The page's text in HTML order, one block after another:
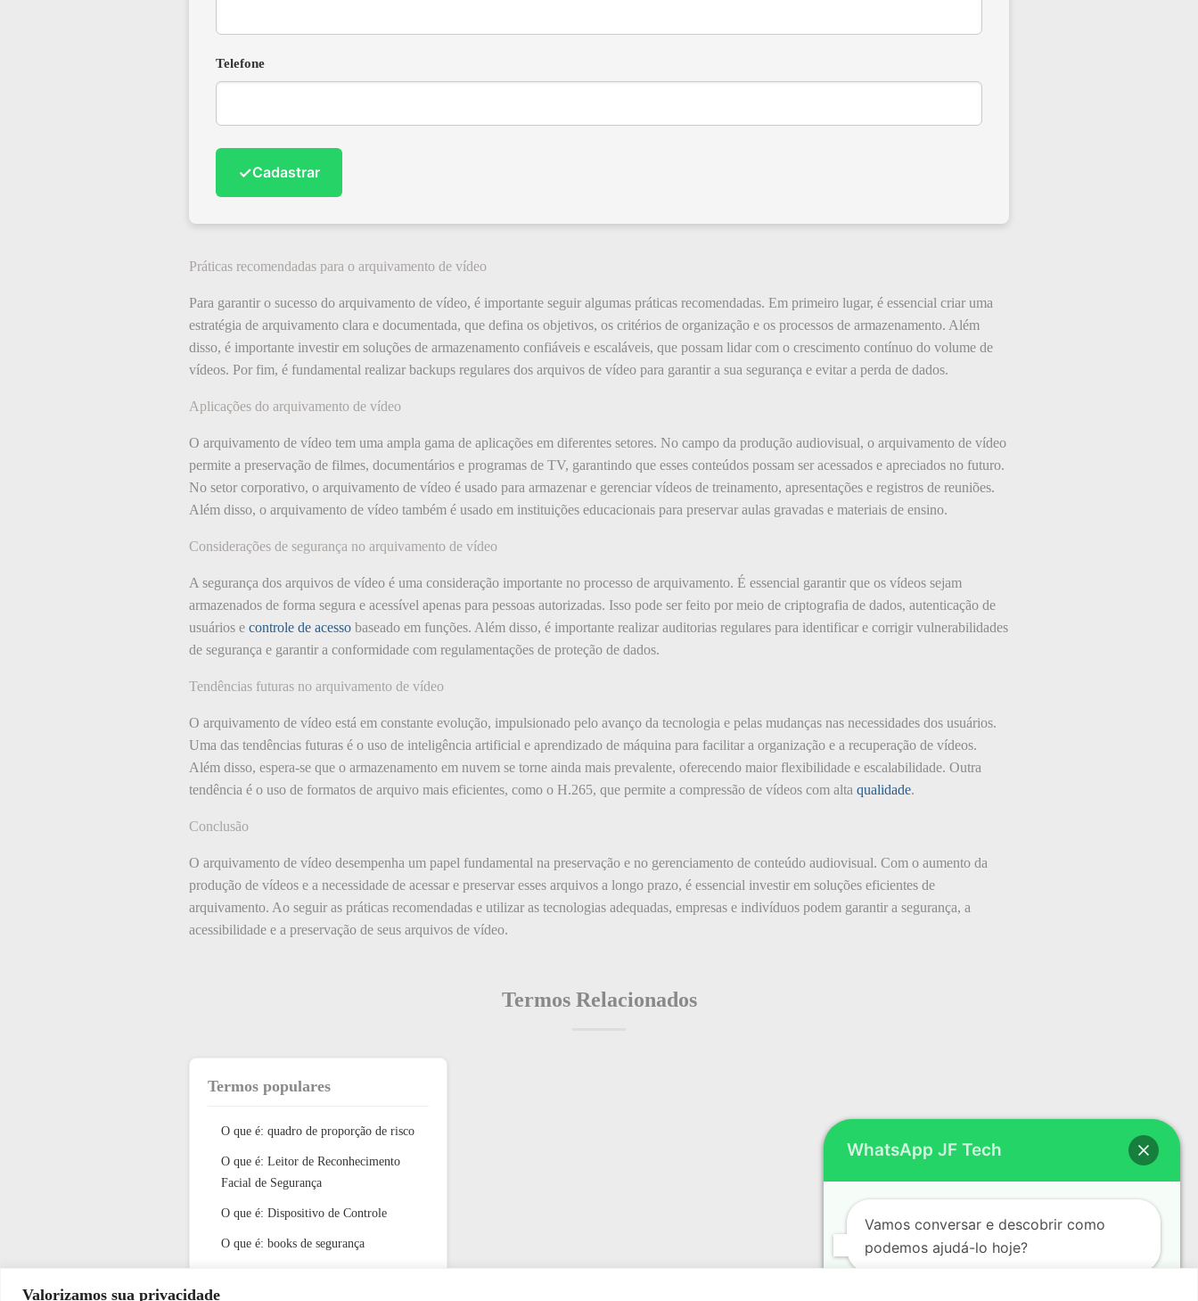
Valorizamos sua privacidade
Telefone
✓Cadastrar
Práticas recomendadas para o arquivamento de vídeo
Para garantir o sucesso do arquivamento de vídeo, é importante seguir algumas práticas recomendadas. Em primeiro lugar, é essencial criar uma
estratégia de arquivamento clara e documentada, que defina os objetivos, os critérios de organização e os processos de armazenamento. Além
disso, é importante investir em soluções de armazenamento confiáveis e escaláveis, que possam lidar com o crescimento contínuo do volume de
vídeos. Por fim, é fundamental realizar backups regulares dos arquivos de vídeo para garantir a sua segurança e evitar a perda de dados.
Aplicações do arquivamento de vídeo
O arquivamento de vídeo tem uma ampla gama de aplicações em diferentes setores. No campo da produção audiovisual, o arquivamento de vídeo
permite a preservação de filmes, documentários e programas de TV, garantindo que esses conteúdos possam ser acessados e apreciados no futuro.
No setor corporativo, o arquivamento de vídeo é usado para armazenar e gerenciar vídeos de treinamento, apresentações e registros de reuniões.
Além disso, o arquivamento de vídeo também é usado em instituições educacionais para preservar aulas gravadas e materiais de ensino.
Considerações de segurança no arquivamento de vídeo
A segurança dos arquivos de vídeo é uma consideração importante no processo de arquivamento. É essencial garantir que os vídeos sejam
armazenados de forma segura e acessível apenas para pessoas autorizadas. Isso pode ser feito por meio de criptografia de dados, autenticação de
usuários e controle de acesso baseado em funções. Além disso, é importante realizar auditorias regulares para identificar e corrigir vulnerabilidades
de segurança e garantir a conformidade com regulamentações de proteção de dados.
Tendências futuras no arquivamento de vídeo
O arquivamento de vídeo está em constante evolução, impulsionado pelo avanço da tecnologia e pelas mudanças nas necessidades dos usuários.
Uma das tendências futuras é o uso de inteligência artificial e aprendizado de máquina para facilitar a organização e a recuperação de vídeos.
Além disso, espera-se que o armazenamento em nuvem se torne ainda mais prevalente, oferecendo maior flexibilidade e escalabilidade. Outra
tendência é o uso de formatos de arquivo mais eficientes, como o H.265, que permite a compressão de vídeos com alta qualidade.
Conclusão
O arquivamento de vídeo desempenha um papel fundamental na preservação e no gerenciamento de conteúdo audiovisual. Com o aumento da
produção de vídeos e a necessidade de acessar e preservar esses arquivos a longo prazo, é essencial investir em soluções eficientes de
arquivamento. Ao seguir as práticas recomendadas e utilizar as tecnologias adequadas, empresas e indivíduos podem garantir a segurança, a
acessibilidade e a preservação de seus arquivos de vídeo.
Termos Relacionados
Termos populares
O que é: quadro de proporção de risco
O que é: Leitor de Reconhecimento
Facial de Segurança
O que é: Dispositivo de Controle
O que é: books de segurança
WhatsApp JF Tech
Vamos conversar e descobrir como
podemos ajudá-lo hoje?